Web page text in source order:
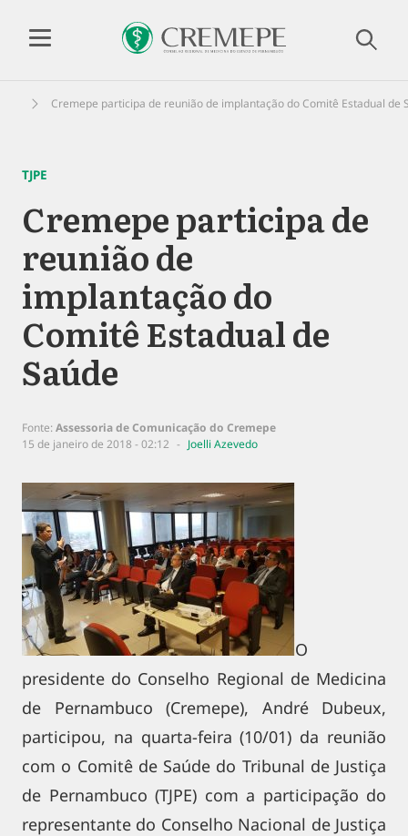
Cremepe participa de reunião de implantação do Comitê Estadual de
TJPE
Cremepe participa de
reunião de
implantação do
Comitê Estadual de
Saúde
Fonte:Assessoria de Comunicação do Cremepe
15 de janeiro de 2018 - 02:12
Joelli Azevedo
O
presidente do Conselho Regional de Medicina
de Pernambuco (Cremepe), André Dubeux,
participou, na quarta-feira (10/01) da reunião
com o Comitê de Saúde do Tribunal de Justiça
de Pernambuco (TJPE) com a participação do
representante do Conselho Nacional de Justiça